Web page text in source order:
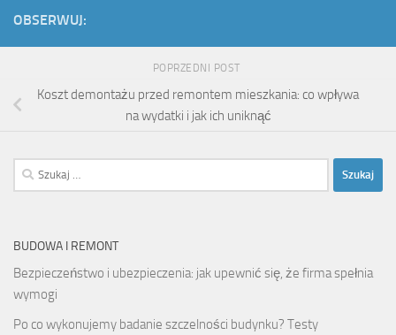
OBSERWUJ:
POPRZEDNI POST
Koszt demontażu przed remontem mieszkania: co wpływa
na wydatki i jak ich uniknąć
Szukaj:
BUDOWA I REMONT
Bezpieczeństwo i ubezpieczenia: jak upewnić się, że firma spełnia
wymogi
Po co wykonujemy badanie szczelności budynku? Testy